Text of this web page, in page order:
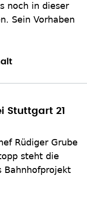
noch in dieser
Sein Vorhaben
Stuttgart 21
Rüdiger Grube
steht die
Bahnhofprojekt